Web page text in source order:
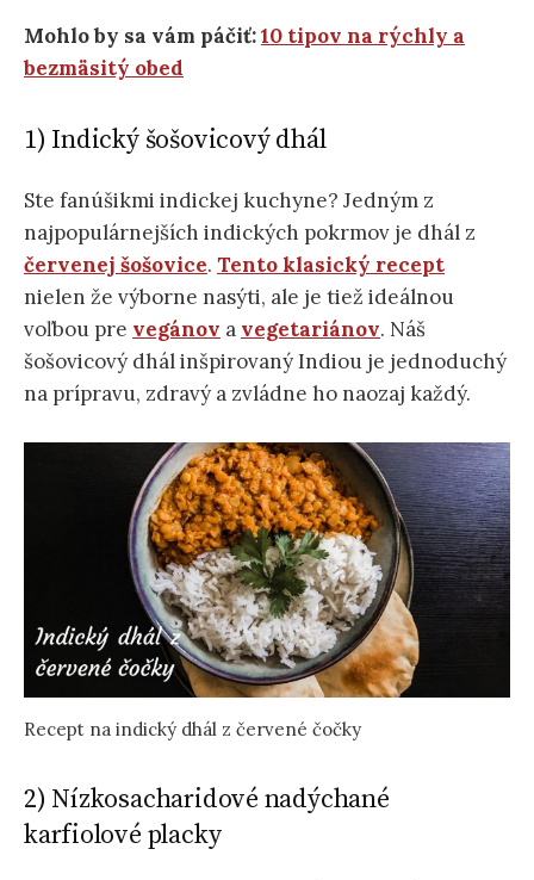
Mohlo by sa vám páčiť:10 tipov na rýchly a
bezmäsitý obed
1) Indický šošovicový dhál
Ste fanúšikmi indickej kuchyne? Jedným z
najpopulárnejších indických pokrmov je dhál z
červenej šošovice. Tento klasický recept
nielen že výborne nasýti, ale je tiež ideálnou
voľbou pre vegánov a vegetariánov. Náš
šošovicový dhál inšpirovaný Indiou je jednoduchý
na prípravu, zdravý a zvládne ho naozaj každý.
Recept na indický dhál z červené čočky
2) Nízkosacharidové nadýchané
karfiolové placky